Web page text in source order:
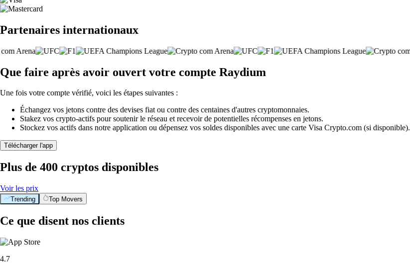
Partenaires internationaux
Que faire après avoir ouvert votre compte Raydium
Une fois votre compte vérifié, voici les étapes suivantes :
Échangez vos jetons contre des devises fiat ou contre des centaines d'autres cryptomonnaies.
Stakez vos crypto-actifs pour soutenir le réseau et recevoir de potentielles récompenses en jetons.
Stockez vos actifs dans notre application ou dépensez vos soldes disponibles avec une carte Visa Crypto.com (si disponible).
Télécharger l'app
Plus de 400 cryptos disponibles
Voir les prix
Trending Top Movers
Ce que disent nos clients
4.7